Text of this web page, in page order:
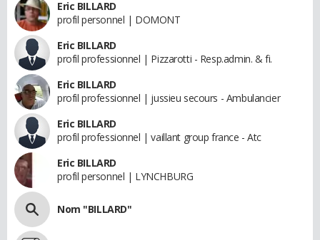
Eric BILLARD
profil personnel | DOMONT
Eric BILLARD
profil professionnel | Pizzarotti - Resp.admin. & fi.
Eric BILLARD
profil professionnel | jussieu secours - Ambulancier
Eric BILLARD
profil professionnel | vaillant group france - Atc
Eric BILLARD
profil personnel | LYNCHBURG
Nom "BILLARD"